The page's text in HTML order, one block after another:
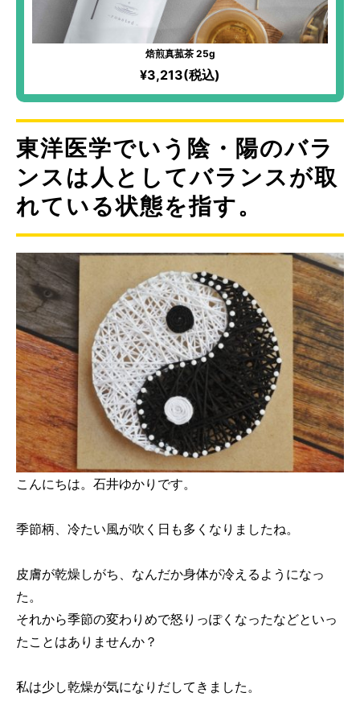
焙煎真菰茶 25g
¥3,213(税込)
東洋医学でいう陰・陽のバラ
ンスは人としてバランスが取
れている状態を指す。
こんにちは。石井ゆかりです。
季節柄、冷たい風が吹く日も多くなりましたね。
皮膚が乾燥しがち、なんだか身体が冷えるようになっ
た。
それから季節の変わりめで怒りっぽくなったなどといっ
たことはありませんか？
私は少し乾燥が気になりだしてきました。